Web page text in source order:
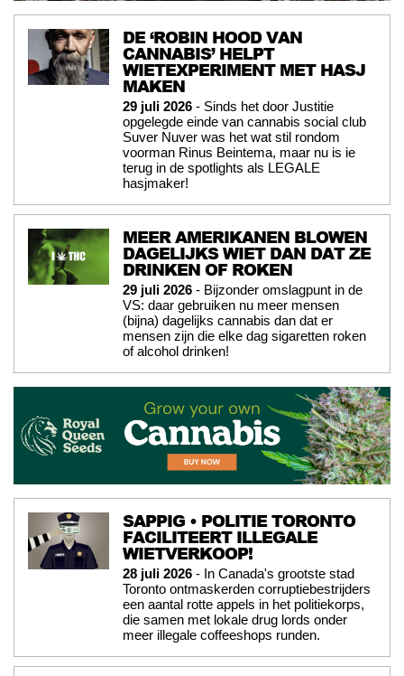
DE ‘ROBIN HOOD VAN
CANNABIS’ HELPT
WIETEXPERIMENT MET HASJ
MAKEN
29 juli 2026 - Sinds het door Justitie
opgelegde einde van cannabis social club
Suver Nuver was het wat stil rondom
voorman Rinus Beintema, maar nu is ie
terug in de spotlights als LEGALE
hasjmaker!
MEER AMERIKANEN BLOWEN
DAGELIJKS WIET DAN DAT ZE
DRINKEN OF ROKEN
29 juli 2026 - Bijzonder omslagpunt in de
VS: daar gebruiken nu meer mensen
(bijna) dagelijks cannabis dan dat er
mensen zijn die elke dag sigaretten roken
of alcohol drinken!
SAPPIG • POLITIE TORONTO
FACILITEERT ILLEGALE
WIETVERKOOP!
28 juli 2026 - In Canada's grootste stad
Toronto ontmaskerden corruptiebestrijders
een aantal rotte appels in het politiekorps,
die samen met lokale drug lords onder
meer illegale coffeeshops runden.